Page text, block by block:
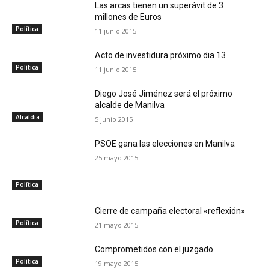
Política
Las arcas tienen un superávit de 3
millones de Euros
11 junio 2015
Política
Acto de investidura próximo dia 13
11 junio 2015
Alcaldia
Diego José Jiménez será el próximo
alcalde de Manilva
5 junio 2015
Política
PSOE gana las elecciones en Manilva
25 mayo 2015
Política
Cierre de campaña electoral «reflexión»
21 mayo 2015
Política
Comprometidos con el juzgado
19 mayo 2015